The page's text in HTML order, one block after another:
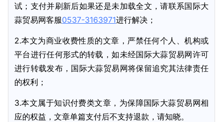
试；支付并刷新后如果还是未加载全文，请联系国际大
蒜贸易网客服0537-3163971进行解决；
2.本文为商业收费性质的文章，严禁任何个人、机构或
平台进行任何形式的转载，如未经国际大蒜贸易网许可
进行转载发布，国际大蒜贸易网将保留追究其法律责任
的权利；
3.本文属于知识付费类文章，为保障国际大蒜贸易网相
应的权益，文章单篇支付后不支持退款，请知晓。